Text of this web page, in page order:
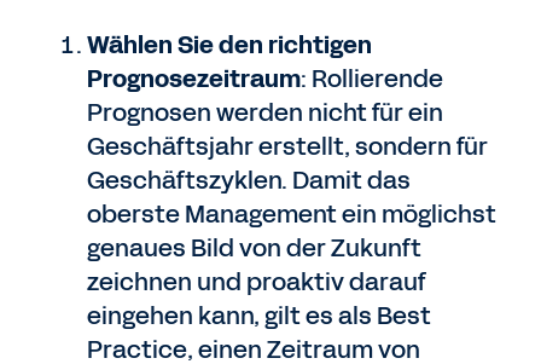
Wählen Sie den richtigen
Prognosezeitraum: Rollierende
Prognosen werden nicht für ein
Geschäftsjahr erstellt, sondern für
Geschäftszyklen. Damit das
oberste Management ein möglichst
genaues Bild von der Zukunft
zeichnen und proaktiv darauf
eingehen kann, gilt es als Best
Practice, einen Zeitraum von